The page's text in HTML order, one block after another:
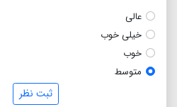
عالی
خیلی خوب
خوب
متوسط
ثبت نظر